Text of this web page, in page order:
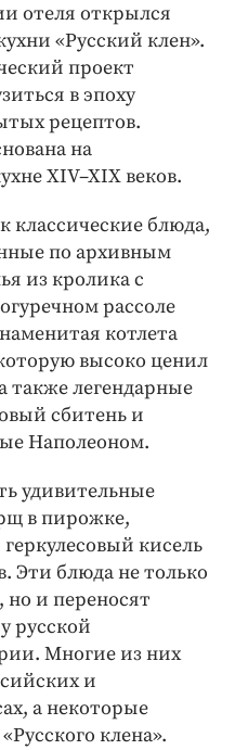
отеля открылся
«Русский клен».
проект
в эпоху
рецептов.
на
XIV–XIX веков.
классические блюда,
по архивным
из кролика с
рассоле
котлета
высоко ценил
также легендарные
сбитень и
Наполеоном.
удивительные
в пирожке,
кисель
Эти блюда не только
но и переносят
русской
Многие из них
и
а некоторые
клена».